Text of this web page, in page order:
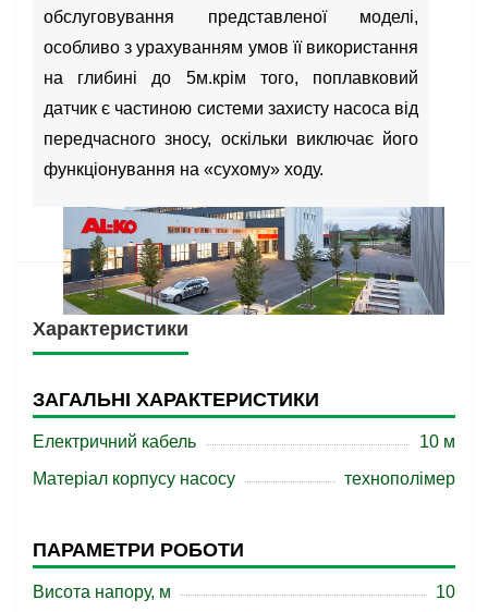
обслуговування представленої моделі,
особливо з урахуванням умов її використання
на глибині до 5м.крім того, поплавковий
датчик є частиною системи захисту насоса від
передчасного зносу, оскільки виключає його
функціонування на «сухому» ходу.
Характеристики
ЗАГАЛЬНІ ХАРАКТЕРИСТИКИ
Електричний кабель
10 м
Матеріал корпусу насосу
технополімер
ПАРАМЕТРИ РОБОТИ
Висота напору, м
10